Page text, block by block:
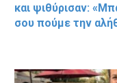
και ψιθύρισαν:
σου πούμε την